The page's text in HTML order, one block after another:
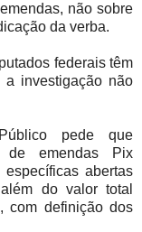
não sobre
da verba.
federais têm
a investigação não
pede que
de emendas Pix
abertas
do valor total
com definição dos